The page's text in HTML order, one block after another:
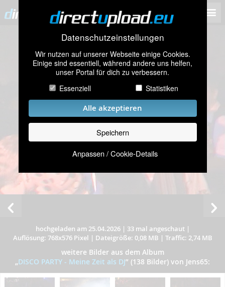
Datenschutzeinstellungen
Wir nutzen auf unserer Webseite einige Cookies.
Einige sind essentiell, während andere uns helfen,
unser Portal für dich zu verbessern.
Essenziell
Statistiken
Alle akzeptieren
Speichern
Anpassen / Cookie-Details
hochgeladen am 25.04.2026| 33 mal angeschaut|
Auflösung: 768x576 Pixel | Dateigröße: 0,08 MB | Traffic: 2,74 MB
weitere Bilder aus dem Album
„DISCO PARTY - Meine Zeit als DJ” (138 Bilder) von Jens65: